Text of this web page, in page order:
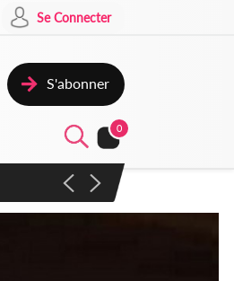
Se Connecter
S'abonner
0